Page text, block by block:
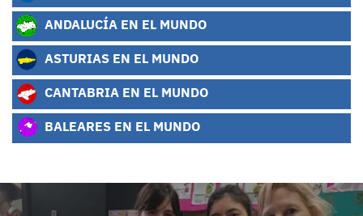
ANDALUCÍA EN EL MUNDO
ASTURIAS EN EL MUNDO
CANTABRIA EN EL MUNDO
BALEARES EN EL MUNDO